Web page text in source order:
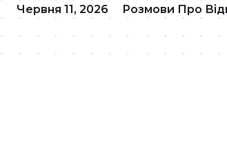
Червня 11, 2026 Розмови Про